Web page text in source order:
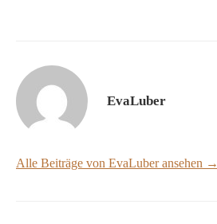
EvaLuber
Alle Beiträge von EvaLuber ansehen →